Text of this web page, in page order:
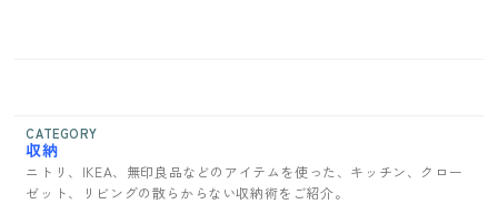
CATEGORY
収納
ニトリ、IKEA、無印良品などのアイテムを使った、キッチン、クロー
ゼット、リビングの散らからない収納術をご紹介。